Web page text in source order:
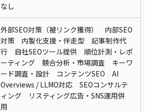
なし
外部SEO対策（被リンク獲得） 内部SEO
対策 内製化支援・伴走型 記事制作代
行 自社SEOツール提供 順位計測・レポ
ーティング 競合分析・市場調査 キーワ
ード調査・設計 コンテンツSEO AI
Overviews / LLMO対応 SEOコンサルテ
ィング リスティング広告・SNS運用併
用